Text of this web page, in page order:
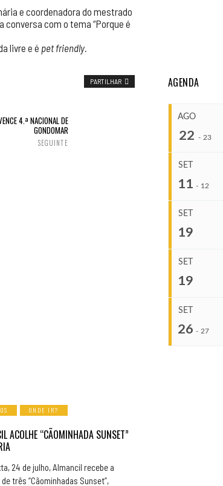
e coordenadora do mestrado
com o tema “Porque é
livre e é pet friendly.
PARTILHAR
4.ª NACIONAL DE
GONDOMAR
SEGUINTE
ONDE IR?
ACOLHE “CÃOMINHADA SUNSET”
24 de julho, Almancil recebe a
três “Cãominhadas Sunset”,
AGENDA
AGO
22 - 23
Ago 22, 2026
Ago 23, 2026
VENUE
SET
11 - 12
Set 11, 2026
Set 12, 2026
VENUE
SET
19
COMEÇA
SET
19
SET
26 - 27